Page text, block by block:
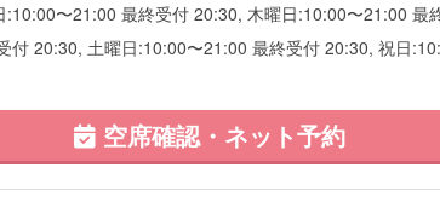
〜21:00 最終受付 20:30, 木曜日:10:00〜21:00 最
付 20:30, 土曜日:10:00〜21:00 最終受付 20:30, 祝日
空席確認・ネット予約